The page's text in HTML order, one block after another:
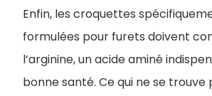
Enfin, les croquettes
formulées pour furets doivent
l’arginine, un acide aminé
bonne santé. Ce qui ne se trouve